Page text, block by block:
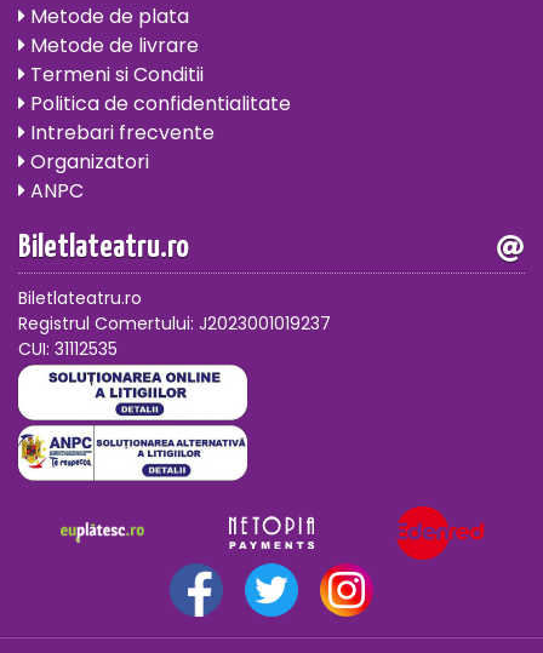
Metode de plata
Metode de livrare
Termeni si Conditii
Politica de confidentialitate
Intrebari frecvente
Organizatori
ANPC
Biletlateatru.ro
Biletlateatru.ro
Registrul Comertului: J2023001019237
CUI: 31112535